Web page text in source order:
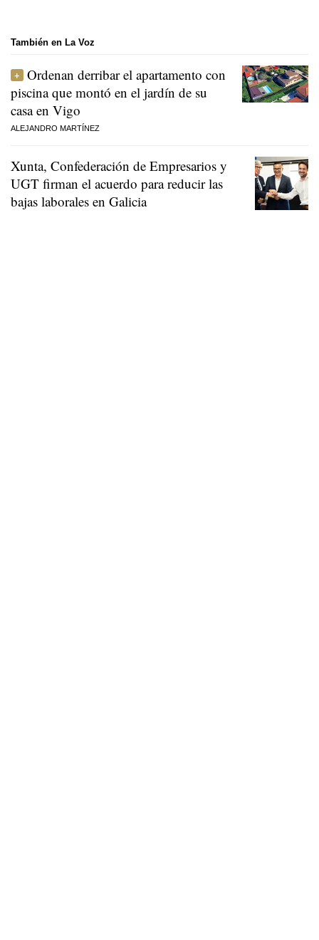
También en La Voz
Ordenan derribar el apartamento con
piscina que montó en el jardín de su
casa en Vigo
ALEJANDRO MARTÍNEZ
Xunta, Confederación de Empresarios y
UGT firman el acuerdo para reducir las
bajas laborales en Galicia